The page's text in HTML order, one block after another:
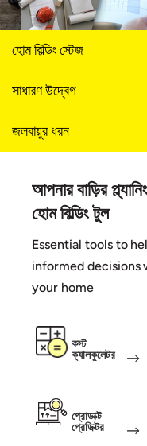
হোম বিল্ডিং স্টেজ
সাধারণ উদ্বেগ
জলবায়ুর ধরন
আপনার বাড়ির
হোম বিল্ডিং টুল
Essential tools to
informed decisions
your home
কস্ট
ক্যালকুলেটর
প্রোডাক্ট
প্রেডিক্টর